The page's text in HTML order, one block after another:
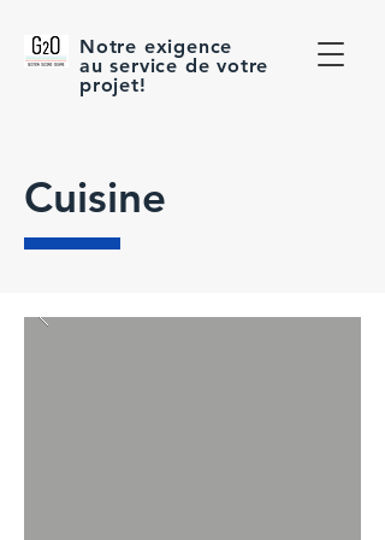
Notre exigence
au service de votre
projet!
Cuisine